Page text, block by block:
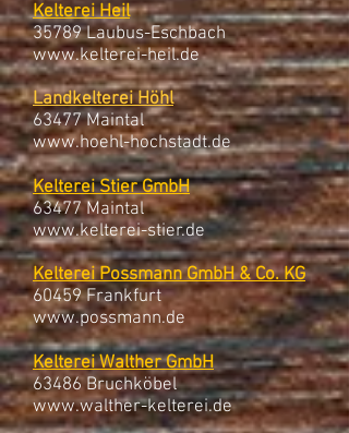
Kelterei Heil
35789 Laubus-Eschbach
www.kelterei-heil.de
Landkelterei Höhl
63477 Maintal
www.hoehl-hochstadt.de
Kelterei Stier GmbH
63477 Maintal
www.kelterei-stier.de
Kelterei PossmannGmbH & Co. KG
60459 Frankfurt
www.possmann.de
Kelterei Walther GmbH
63486 Bruchköbel
www.walther-kelterei.de